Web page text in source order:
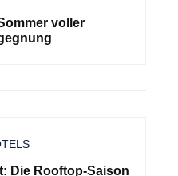
voller
Die Rooftop-Saison